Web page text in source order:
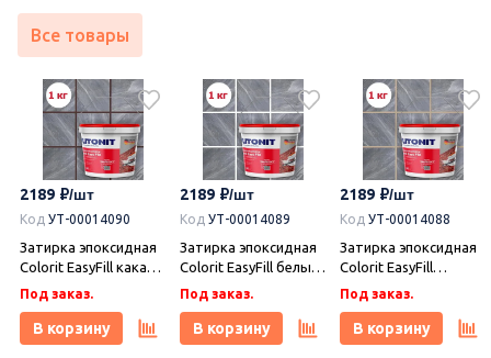
Все товары
2189
Код УТ-00014090
Затирка эпоксидная
Colorit EasyFill какао 1
кг, Плитонит
Под заказ.
В корзину
2189
Код УТ-00014089
Затирка эпоксидная
Colorit EasyFill белый
1 кг, Плитонит
Под заказ.
В корзину
2189
Код УТ-00014088
Затирка эпоксидная
Colorit EasyFill
бежевый 1 кг,
Плитонит
Под заказ.
В корзину